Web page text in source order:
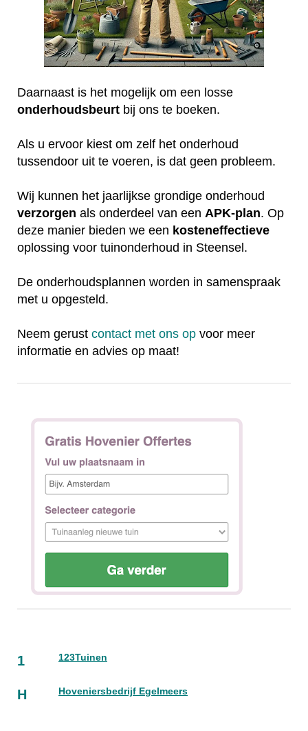
Daarnaast is het mogelijk om een losse
onderhoudsbeurt bij ons te boeken.
Als u ervoor kiest om zelf het onderhoud
tussendoor uit te voeren, is dat geen probleem.
Wij kunnen het jaarlijkse grondige onderhoud
verzorgen als onderdeel van een APK-plan. Op
deze manier bieden we een kosteneffectieve
oplossing voor tuinonderhoud in Steensel.
De onderhoudsplannen worden in samenspraak
met u opgesteld.
Neem gerust contact met ons op voor meer
informatie en advies op maat!
1 123Tuinen
H Hoveniersbedrijf Egelmeers